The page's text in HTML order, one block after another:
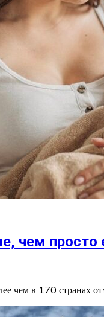
чем
чем в 170 странах